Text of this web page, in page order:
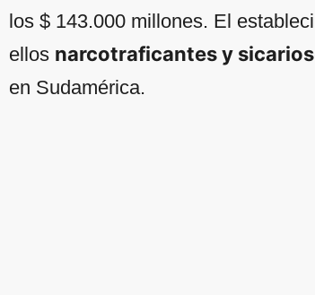
los $ 143.000 millones. El
ellos narcotraficantes y sicarios
en Sudamérica.